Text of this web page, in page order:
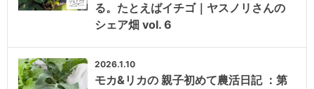
る。たとえばイチゴ｜ヤスノリさんの
シェア畑 vol. 6
2026.1.10
モカ&リカの 親子初めて農活日記 ：第